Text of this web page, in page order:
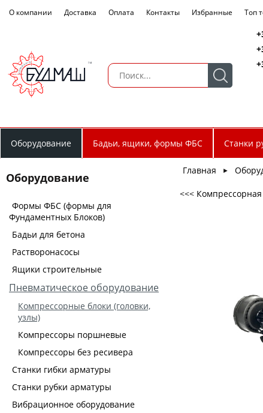
О компании Доставка Оплата Контакты Избранные Топ
Оборудование Бадьи, ящики, формы ФБС Станки
Оборудование
Формы ФБС (формы для
Фундаментных Блоков)
Бадьи для бетона
Растворонасосы
Ящики строительные
Пневматическое оборудование
Компрессорные блоки (головки,
узлы)
Компрессоры поршневые
Компрессоры без ресивера
Станки гибки арматуры
Станки рубки арматуры
Вибрационное оборудование
Главная ►
<<< Компрессорная